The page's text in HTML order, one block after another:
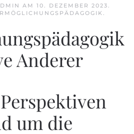
AM 10. DEZEMBER 2023.
.
Anderer
um die